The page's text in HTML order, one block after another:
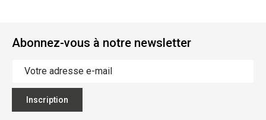
Abonnez-vous à notre newsletter
Inscription